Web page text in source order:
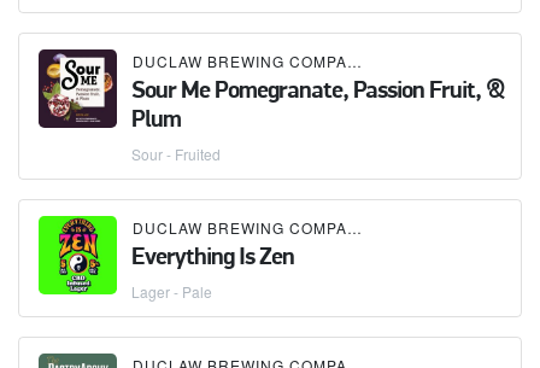
DUCLAW BREWING COMPANY
Sour Me Pomegranate, Passion Fruit, &
Plum
Sour - Fruited
DUCLAW BREWING COMPANY
Everything Is Zen
Lager - Pale